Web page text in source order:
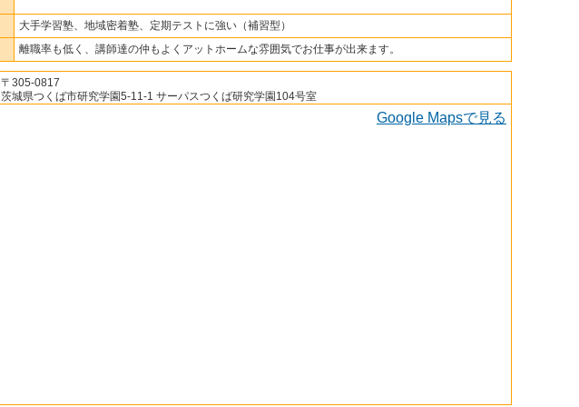
大手学習塾、地域密着塾、定期テストに強い（補習型）
離職率も低く、講師達の仲もよくアットホームな雰囲気でお仕事が出来ます。
〒305-0817
茨城県つくば市研究学園5-11-1 サーパスつくば研究学園104号室
Google Mapsで見る